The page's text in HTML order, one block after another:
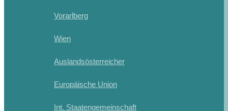
Vorarlberg
Wien
Auslandsösterreicher
Europäische Union
Int. Staatengemeinschaft